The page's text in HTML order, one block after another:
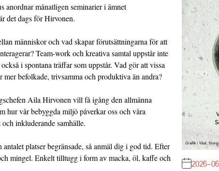
anordnar månatligen seminarier i ämnet
det dags för Hirvonen.
människor och vad skapar förutsättningarna för att
Team-work och kreativa samtal uppstår inte
i spontana träffar som uppstår. Vad gör att vissa
mer befolkade, trivsamma och produktiva än andra?
Aila Hirvonen vill få igång den allmänna
hur vår bebyggda miljö påverkar oss och våra
inkluderande samhälle.
platser begränsade, så anmäl dig i god tid. Efter
mingel. Enkelt tilltugg i form av macka, öl, kaffe och
2026-